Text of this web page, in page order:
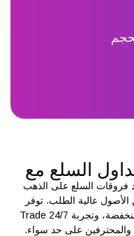
فروقات السلع على الذهب
الأصول عالية الطلب. توفر
Trade 24/7 أسعارًا فورية للسلع، ومتطلبات هامش منخفضة، وتجربة
على حد سواء.